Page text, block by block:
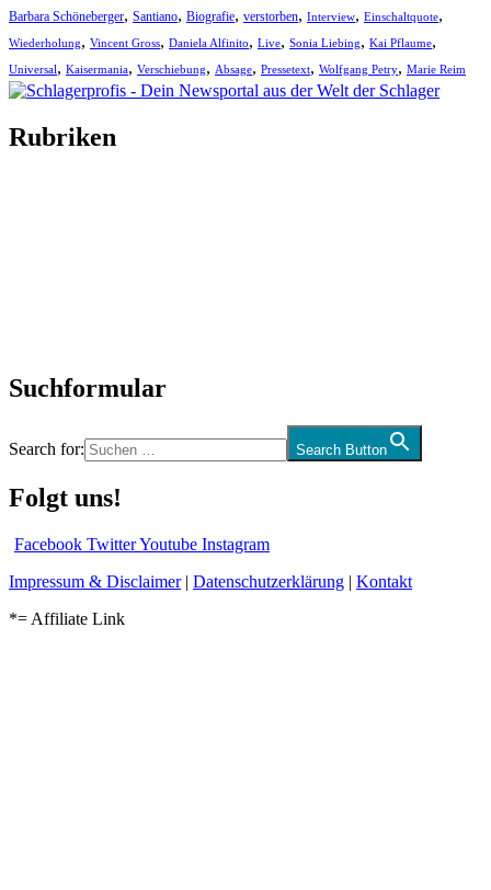
Barbara Schöneberger, Santiano, Biografie, verstorben, Interview, Einschaltquote,
Wiederholung, Vincent Gross, Daniela Alfinito, Live, Sonia Liebing, Kai Pflaume,
Universal, Kaisermania, Verschiebung, Absage, Pressetext, Wolfgang Petry, Marie Reim
Rubriken
Suchformular
Search for: Search Button
Folgt uns!
Facebook TwitterYoutube Instagram
Impressum & Disclaimer| Datenschutzerklärung | Kontakt
*= Affiliate Link